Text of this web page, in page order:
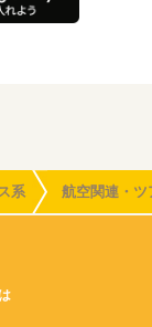
系 航空関連・ツ